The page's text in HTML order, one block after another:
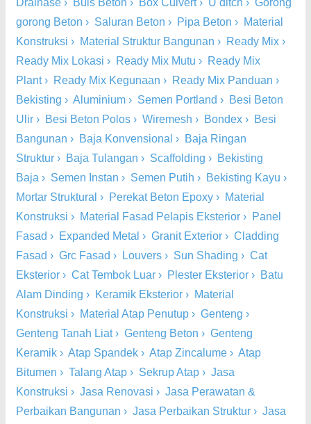
Drainase › Buis Beton › Box Culvert› U ditch › Gorong
gorong Beton › Saluran Beton › Pipa Beton › Material
Konstruksi › Material Struktur Bangunan › Ready Mix ›
Ready Mix Lokasi › Ready Mix Mutu › Ready Mix
Plant› Ready Mix Kegunaan › Ready Mix Panduan ›
Bekisting › Aluminium › Semen Portland › Besi Beton
Ulir › Besi Beton Polos › Wiremesh › Bondex › Besi
Bangunan › Baja Konvensional › Baja Ringan
Struktur › Baja Tulangan › Scaffolding › Bekisting
Baja › Semen Instan › Semen Putih › Bekisting Kayu ›
Mortar Struktural › Perekat Beton Epoxy › Material
Konstruksi › Material Fasad Pelapis Eksterior › Panel
Fasad › Expanded Metal › Granit Exterior › Cladding
Fasad › Grc Fasad › Louvers › Sun Shading › Cat
Eksterior › Cat Tembok Luar › Plester Eksterior › Batu
Alam Dinding › Keramik Eksterior › Material
Konstruksi › Material Atap Penutup › Genteng ›
Genteng Tanah Liat› Genteng Beton › Genteng
Keramik › Atap Spandek › Atap Zincalume › Atap
Bitumen › Talang Atap › Sekrup Atap › Jasa
Konstruksi › Jasa Renovasi › Jasa Perawatan &
Perbaikan Bangunan › Jasa Perbaikan Struktur › Jasa